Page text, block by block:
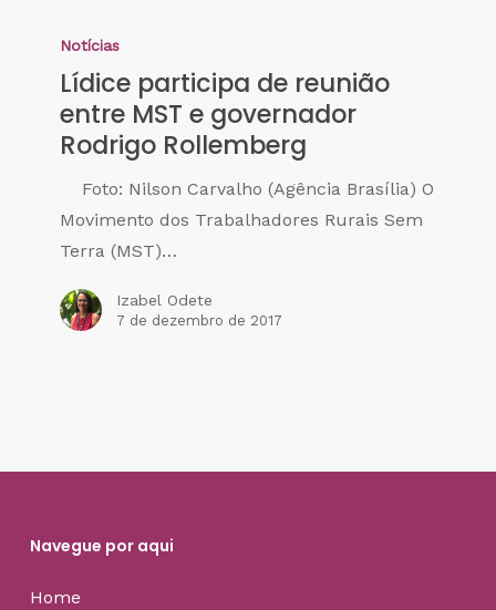
Notícias
Lídice participa de reunião
entre MST e governador
Rodrigo Rollemberg
Foto: Nilson Carvalho (Agência Brasília) O
Movimento dos Trabalhadores Rurais Sem
Terra (MST)…
Izabel Odete
7 de dezembro de 2017
Navegue por aqui
Home